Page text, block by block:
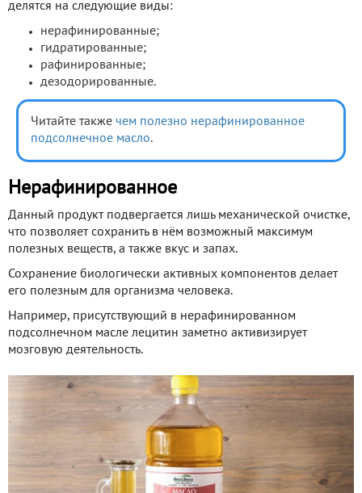
делятся на следующие виды:
нерафинированные;
гидратированные;
рафинированные;
дезодорированные.
Читайте также чем полезно нерафинированное
подсолнечное масло.
Нерафинированное
Данный продукт подвергается лишь механической очистке,
что позволяет сохранить в нём возможный максимум
полезных веществ, а также вкус и запах.
Сохранение биологически активных компонентов делает
его полезным для организма человека.
Например, присутствующий в нерафинированном
подсолнечном масле лецитин заметно активизирует
мозговую деятельность.